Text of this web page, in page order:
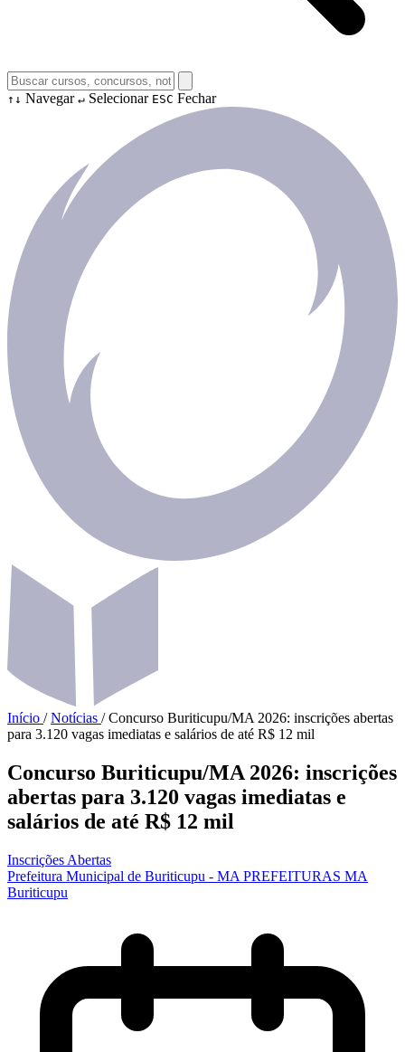
↑↓ Navegar ↵ Selecionar ESC Fechar
Início / Notícias / Concurso Buriticupu/MA 2026: inscrições abertas
para 3.120 vagas imediatas e salários de até R$ 12 mil
Concurso Buriticupu/MA 2026: inscrições
abertas para 3.120 vagas imediatas e
salários de até R$ 12 mil
Inscrições Abertas
Prefeitura Municipal de Buriticupu - MA PREFEITURAS MA
Buriticupu